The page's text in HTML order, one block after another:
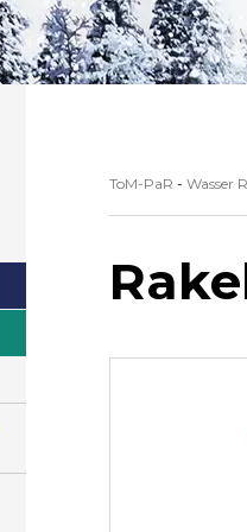
ToM-PaR - Wasser